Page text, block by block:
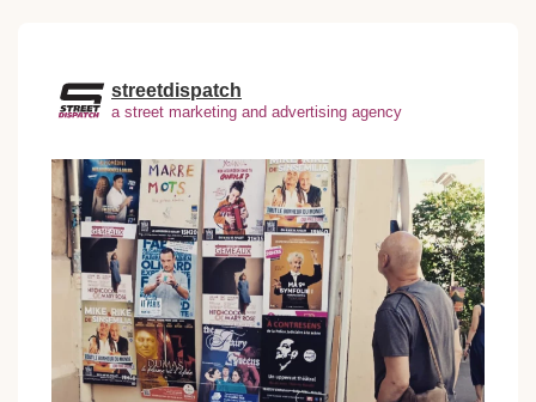
streetdispatch
a street marketing and advertising agency